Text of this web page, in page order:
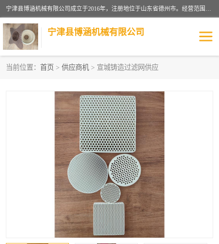
宁津县博涵机械有限公司成立于2016年，注册地位于山东省德州市。经营范围包括：机械设备研发、生产及销售，铸造用造型材料生产、销售，玻璃纤维及制品制造、销售，汽车零配件零售，机械零件、零部件加工，机械零件、零部件销售等；主要产品有：纤维过滤网,陶瓷过滤器,泡沫陶瓷过滤器,耐高温纤维过滤器,铸铁过滤器,铸铜过滤网,铸铝过滤网,铝轮毂过滤网,高效过滤网,高效陶瓷过滤网,高效纤维过滤网。
宁津县博涵机械有限公司
当前位置： 首页 > 供应商机 > 宣城铸造过滤网供应
挡渣棉
避脏网